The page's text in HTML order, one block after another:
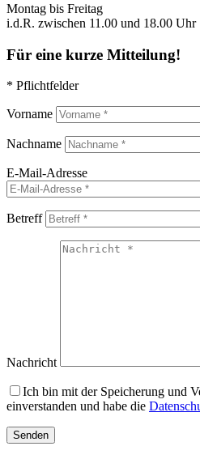
Montag bis Freitag
i.d.R. zwischen 11.00 und 18.00 Uhr
Für eine kurze Mitteilung!
* Pflichtfelder
Vorname
Nachname
E-Mail-Adresse
Betreff
Nachricht
Ich bin mit der Speicherung und
einverstanden und habe die